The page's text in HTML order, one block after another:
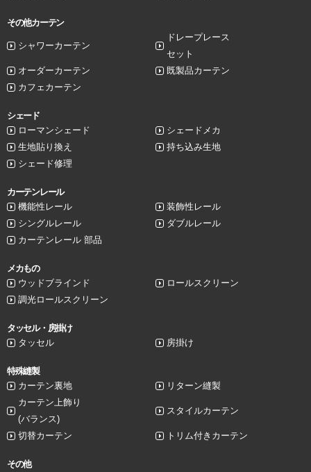
その他カーテン
シャワーカーテン
ドレープレース
セット
オーダーカーテン
既製品カーテン
カフェカーテン
シェード
ローマンシェード
シェードメカ
生地貼り換え
持ち込み生地
シェード修理
カーテンレール
機能性レール
装飾性レール
シングルレール
ダブルレール
カーテンレール 部品
メカもの
ウッドブラインド
ロールスクリーン
調光ロールスクリーン
タッセル・房掛け
タッセル
房掛け
特殊縫製
カーテン裏地
リターン縫製
カーテン上飾り
(バランス)
スタイルカーテン
切替カーテン トリム付きカーテン
その他